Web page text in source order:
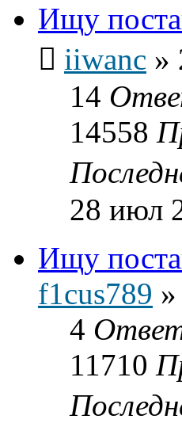
Ищу
iiwanc »
14
14558
28 июл
Ищу
f1cus789 »
4
11710